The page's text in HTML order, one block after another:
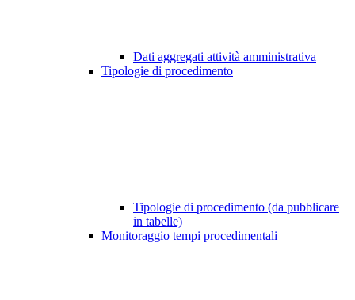
Dati aggregati attività amministrativa
Tipologie di procedimento
Tipologie di procedimento (da pubblicare
in tabelle)
Monitoraggio tempi procedimentali